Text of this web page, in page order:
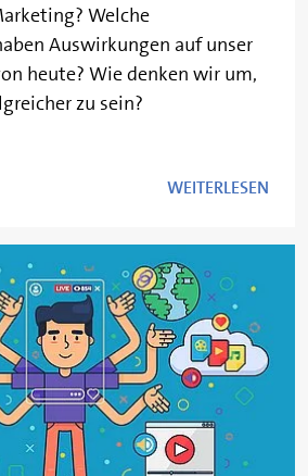
Welche
Auswirkungen auf unser
heute? Wie denken wir um,
zu sein?
WEITERLESEN